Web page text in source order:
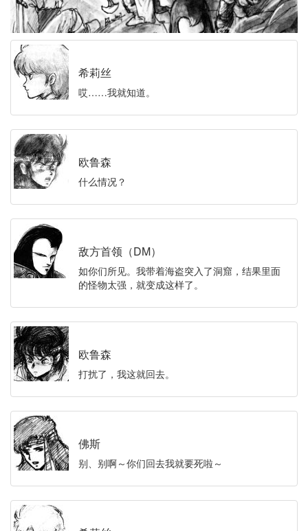
希莉丝
哎……我就知道。
欧鲁森
什么情况？
敌方首领（DM）
如你们所见。我带着海盗突入了洞窟，结果里面
的怪物太强，就变成这样了。
欧鲁森
打扰了，我这就回去。
佛斯
别、别啊～你们回去我就要死啦～